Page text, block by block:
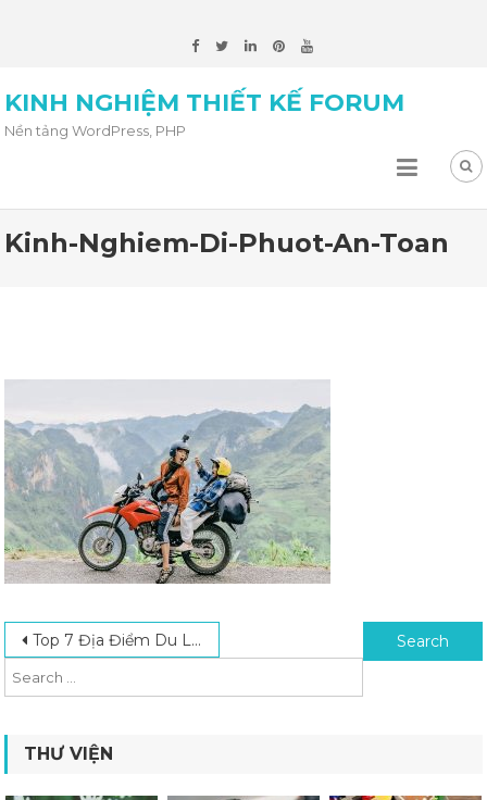
KINH NGHIỆM THIẾT KẾ FORUM
Nền tảng WordPress, PHP
Kinh-Nghiem-Di-Phuot-An-Toan
Post navigation
Top 7 Địa Điểm Du Lịch Phượt Việt Nam Bạn Nhất Định Phải Đến Một Lần Search for:
THƯ VIỆN